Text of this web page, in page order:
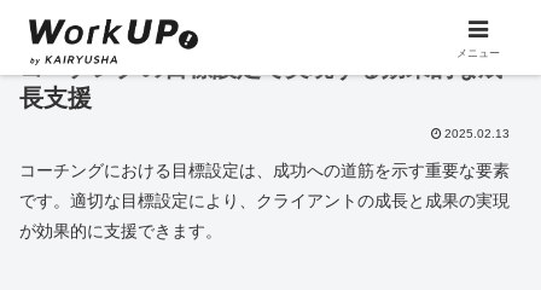
コーチングの目標設定で実現する効果的な成
長支援
2025.02.13
コーチングにおける目標設定は、成功への道筋を示す重要な要素
です。適切な目標設定により、クライアントの成長と成果の実現
が効果的に支援できます。
メニュー